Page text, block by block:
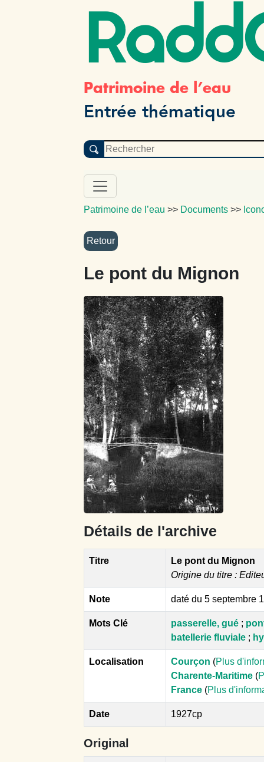
Patrimoine de l’eau
Entrée thématique
Patrimoine de l’eau >> Documents >>
Le pont du Mignon
Détails de l'archive
Titre
Le pont du Mignon
Origine du titre :
Note daté du 5 septembre
Mots Clé passerelle, gué ;
batellerie fluviale ;
Localisation Courçon (Plus
Charente-Maritime (
France (Plus
Date 1927cp
Original